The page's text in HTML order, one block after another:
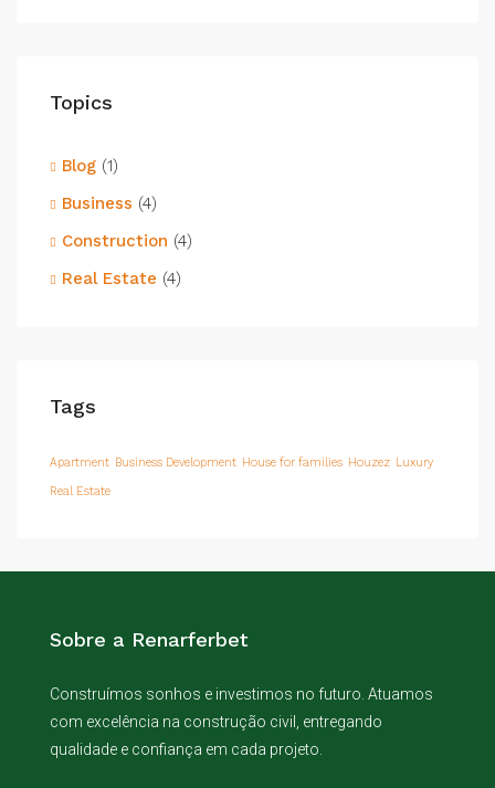
Topics
Blog (1)
Business (4)
Construction (4)
Real Estate (4)
Tags
Apartment Business Development House for families Houzez Luxury
Real Estate
Sobre a Renarferbet
Construímos sonhos e investimos no futuro. Atuamos
com excelência na construção civil, entregando
qualidade e confiança em cada projeto.